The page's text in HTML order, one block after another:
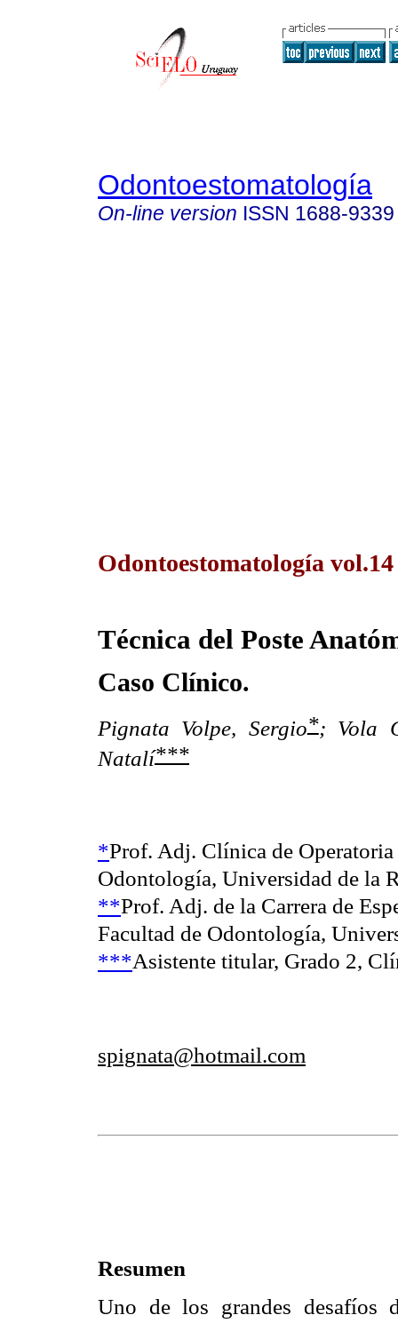
Odontoestomatología
On-line version ISSN 1688-9339
Odontoestomatología
Técnica del Poste
Caso Clínico.
Pignata Volpe, Sergio*; Vola
Natalí***
*Prof. Adj. Clínica de
Odontología, Universidad de la
**Prof. Adj. de la Carrera de
Facultad de Odontología,
***Asistente titular, Grado 2,
spignata@hotmail.com
Resumen
Uno de los grandes desafíos